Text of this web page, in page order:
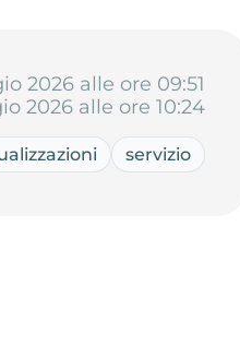
2026 alle ore 09:51
2026 alle ore 10:24
servizio